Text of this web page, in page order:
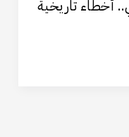
أخطاء تاريخية